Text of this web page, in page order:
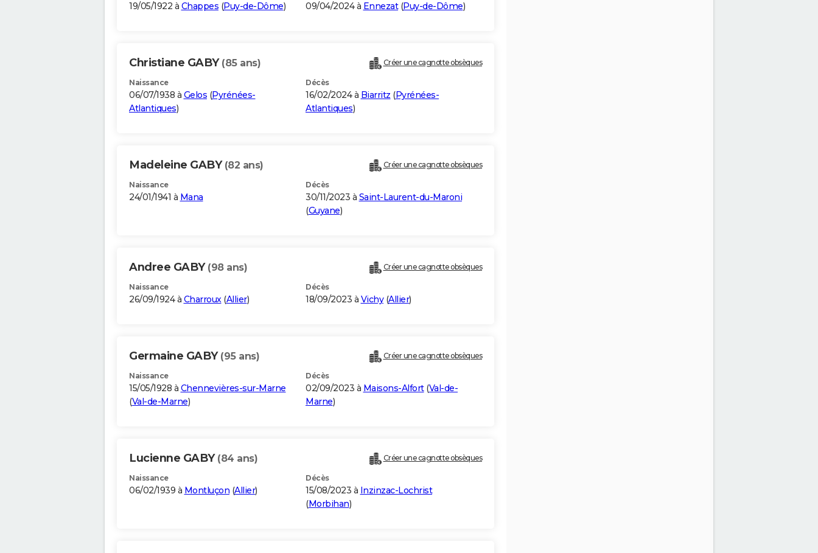
19/05/1922 à Chappes (Puy-de-Dôme) 09/04/2024 à Ennezat(Puy-de-Dôme)
Christiane GABY (85 ans) Créer une cagnotte obsèques
Naissance
06/07/1938 à Gelos (Pyrénées-
Atlantiques)
Décès
16/02/2024 à Biarritz (Pyrénées-
Atlantiques)
Madeleine GABY (82 ans) Créer une cagnotte obsèques
Naissance
24/01/1941 à Mana
Décès
30/11/2023 à Saint-Laurent-du-Maroni
(Guyane)
Andree GABY (98 ans) Créer une cagnotte obsèques
Naissance
26/09/1924 à Charroux(Allier)
Décès
18/09/2023 à Vichy(Allier)
Germaine GABY (95 ans) Créer une cagnotte obsèques
Naissance
15/05/1928 à Chennevières-sur-Marne
(Val-de-Marne)
Décès
02/09/2023 à Maisons-Alfort(Val-de-
Marne)
Lucienne GABY (84 ans) Créer une cagnotte obsèques
Naissance
06/02/1939 à Montluçon (Allier)
Décès
15/08/2023 à Inzinzac-Lochrist
(Morbihan)